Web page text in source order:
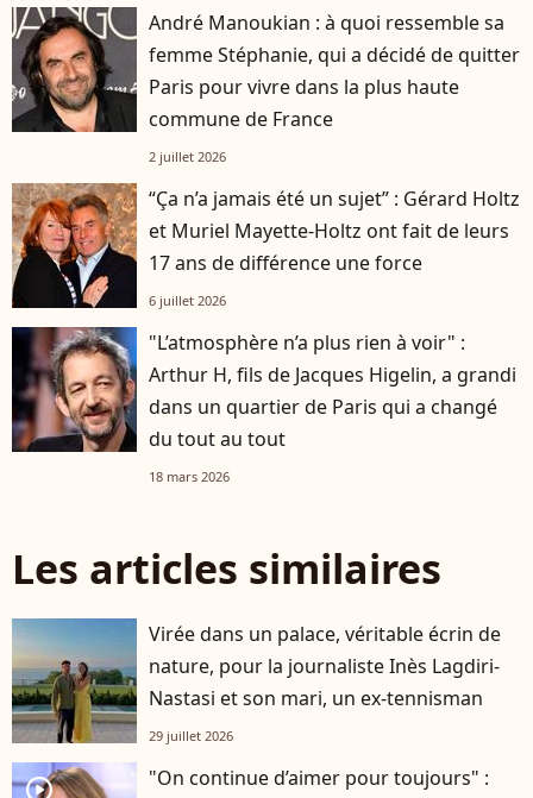
André Manoukian : à quoi ressemble sa
femme Stéphanie, qui a décidé de quitter
Paris pour vivre dans la plus haute
commune de France
2 juillet 2026
“Ça n’a jamais été un sujet” : Gérard Holtz
et Muriel Mayette-Holtz ont fait de leurs
17 ans de différence une force
6 juillet 2026
"L’atmosphère n’a plus rien à voir" :
Arthur H, fils de Jacques Higelin, a grandi
dans un quartier de Paris qui a changé
du tout au tout
18 mars 2026
Les articles similaires
Virée dans un palace, véritable écrin de
nature, pour la journaliste Inès Lagdiri-
Nastasi et son mari, un ex-tennisman
29 juillet 2026
player2
"On continue d’aimer pour toujours" :